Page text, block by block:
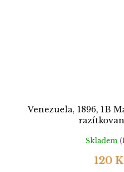
Venezuela, 1896, 1B
Skladem
120